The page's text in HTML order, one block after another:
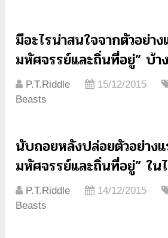
มีอะไรน่าสนใจจากตัวอย่า
มหัศจรรย์และถิ่นที่อยู่” บ้า
P.T.Riddle 15/12/2015
Beasts
นับถอยหลังปล่อยตัวอย่าง
มหัศจรรย์และถิ่นที่อยู่” ใน
P.T.Riddle 14/12/2015
Beasts